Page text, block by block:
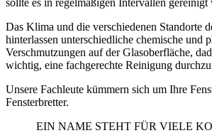
Das Klima und die verschiedenen Standorte
hinterlassen unterschiedliche chemische und
Verschmutzungen auf der Glasoberfläche,
wichtig, eine fachgerechte Reinigung
Unsere Fachleute kümmern sich um Ihre
Fensterbretter.
EIN NAME STEHT FÜR VIELE